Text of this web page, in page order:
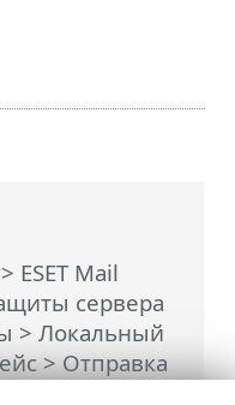
ESET Mail
сервера
> Локальный
> Отправка